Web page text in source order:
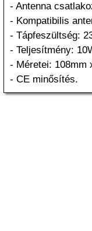
- Antenna
- Kompatibilis
- Tápfeszültség:
- Teljesítmény:
- Méretei: 108mm
- CE minősítés.